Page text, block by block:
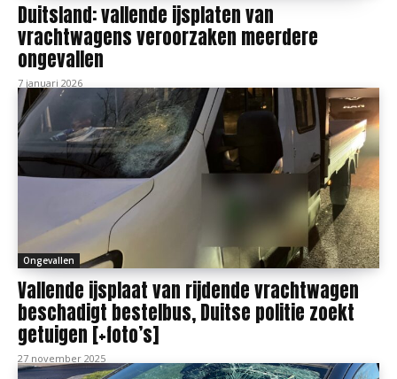
Duitsland: vallende ijsplaten van
vrachtwagens veroorzaken meerdere
ongevallen
7 januari 2026
Ongevallen
Vallende ijsplaat van rijdende vrachtwagen
beschadigt bestelbus, Duitse politie zoekt
getuigen [+foto’s]
27 november 2025